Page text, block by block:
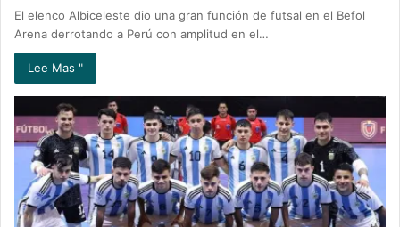
El elenco Albiceleste dio una gran función de futsal en el Befol
Arena derrotando a Perú con amplitud en el…
Lee Mas "